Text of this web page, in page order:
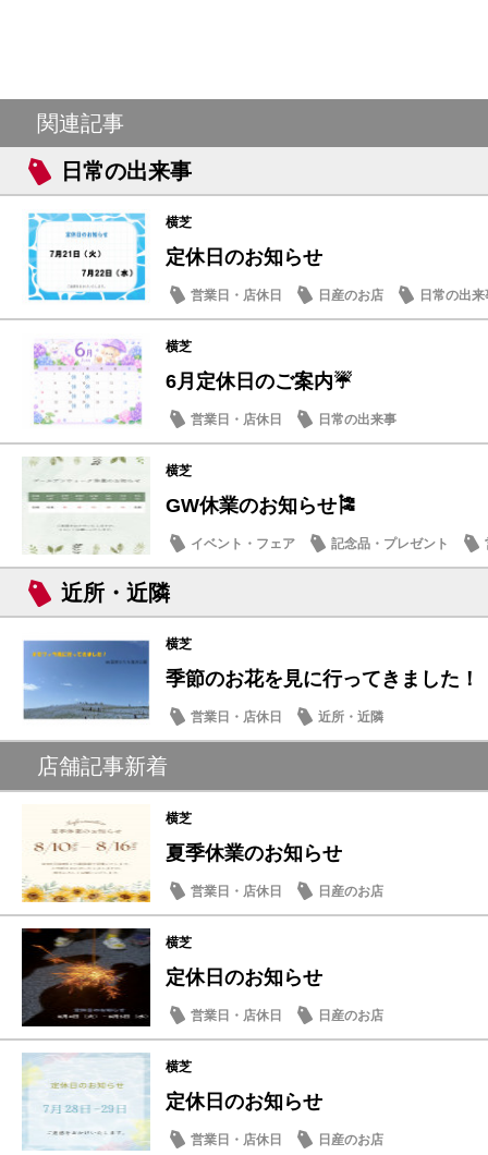
関連記事
日常の出来事
横芝
定休日のお知らせ
営業日・店休日 日産のお店 日常の出来
横芝
6月定休日のご案内☔
営業日・店休日 日常の出来事
横芝
GW休業のお知らせ🎏
イベント・フェア 記念品・プレゼント
近所・近隣
横芝
季節のお花を見に行ってきました！
営業日・店休日 近所・近隣
店舗記事新着
横芝
夏季休業のお知らせ
営業日・店休日 日産のお店
横芝
定休日のお知らせ
営業日・店休日 日産のお店
横芝
定休日のお知らせ
営業日・店休日 日産のお店